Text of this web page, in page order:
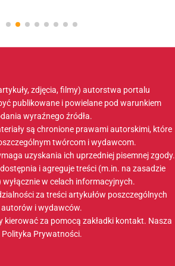
zdjęcia, filmy) autorstwa portalu
publikowane i powielane pod warunkiem
wyraźnego źródła.
są chronione prawami autorskimi, które
twórcom i wydawcom.
uzyskania ich uprzedniej pisemnej zgody.
i agreguje treści (m.in. na zasadzie
w celach informacyjnych.
za treści artykułów poszczególnych
autorów i wydawców.
kierować za pomocą zakładki kontakt. Nasza
Polityka Prywatności.